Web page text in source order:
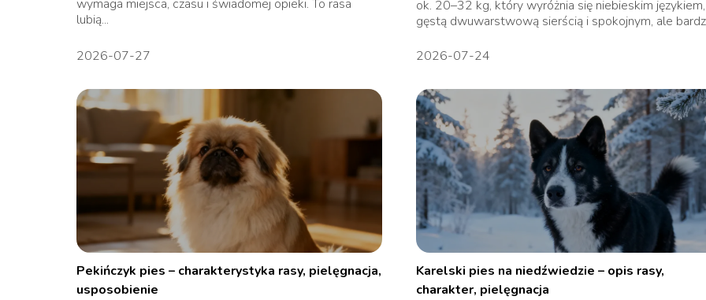
wymaga miejsca, czasu i świadomej opieki. To rasa
lubią...
2026-07-27
ok. 20–32 kg, który wyróżnia się niebieskim językiem,
gęstą dwuwarstwową sierścią i spokojnym, ale
2026-07-24
Pekińczyk pies – charakterystyka rasy, pielęgnacja,
usposobienie
Karelski pies na niedźwiedzie – opis rasy,
charakter, pielęgnacja